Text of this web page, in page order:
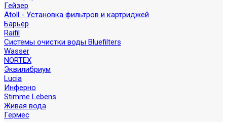
Гейзер
Atoll - Установка фильтров и картриджей
Барьер
Raifil
Системы очистки воды Bluefilters
Wasser
NORTEX
Эквилибриум
Lucia
Инферно
Stimme Lebens
Живая вода
Гермес